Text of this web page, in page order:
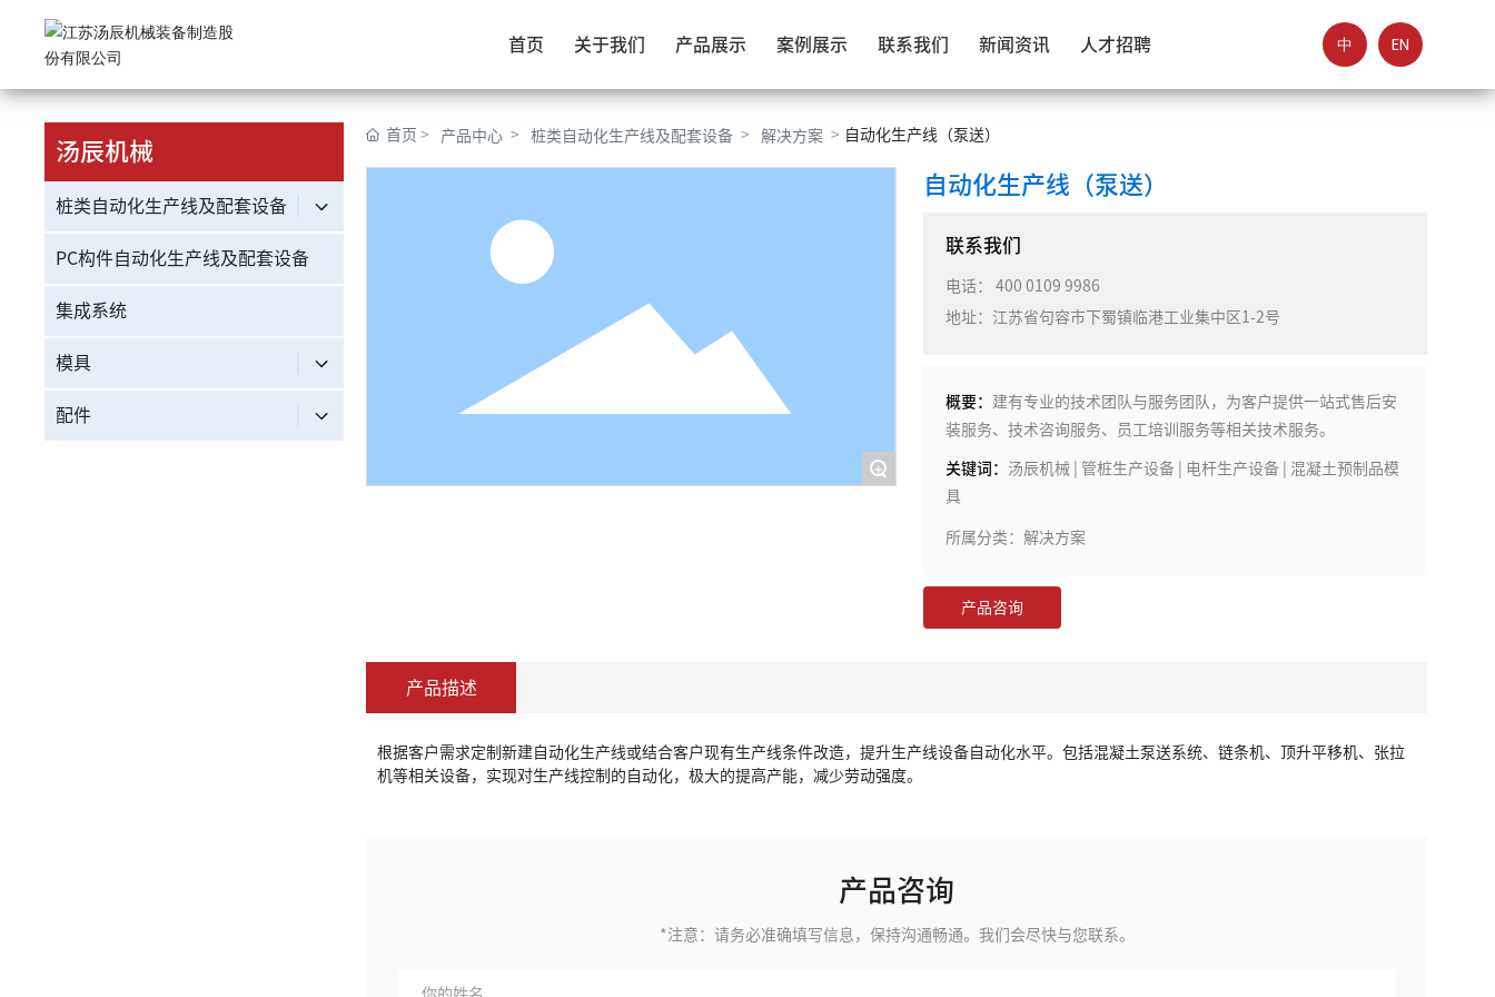
首页 关于我们 产品展示 案例展示 联系我们 新闻资讯 人才招聘 中 EN
汤辰机械
桩类自动化生产线及配套设备
PC构件自动化生产线及配套设备
集成系统
模具
配件
首页 产品中心 桩类自动化生产线及配套设备 解决方案 自动化生产线（泵送）
+
自动化生产线（泵送）
联系我们
电话：400 0109 9986
地址：江苏省句容市下蜀镇临港工业集中区1-2号
概要： 建有专业的技术团队与服务团队，为客户提供一站式售后安
装服务、技术咨询服务、员工培训服务等相关技术服务。
关键词： 汤辰机械 | 管桩生产设备 | 电杆生产设备 | 混凝土预制品模
具
所属分类：解决方案
产品咨询
产品描述
根据客户需求定制新建自动化生产线或结合客户现有生产线条件改造，提升生产线设备自动化水平。包括混凝土泵送系统、链条机、顶升平移机、张拉
机等相关设备，实现对生产线控制的自动化，极大的提高产能，减少劳动强度。
产品咨询
*注意：请务必准确填写信息，保持沟通畅通。我们会尽快与您联系。